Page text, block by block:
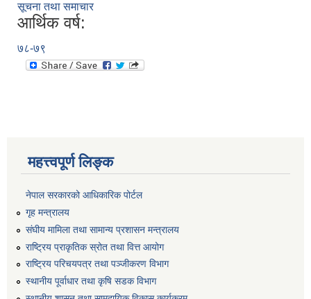
सूचना तथा समाचार
आर्थिक वर्ष:
७८-७९
महत्त्वपूर्ण लिङ्क
नेपाल सरकारको आधिकारिक पोर्टल
गृह मन्त्रालय
संघीय मामिला तथा सामान्य प्रशासन मन्त्रालय
राष्ट्रिय प्राकृतिक स्रोत तथा वित्त आयोग
राष्ट्रिय परिचयपत्र तथा पञ्जीकरण विभाग
स्थानीय पूर्वाधार तथा कृषि सडक विभाग